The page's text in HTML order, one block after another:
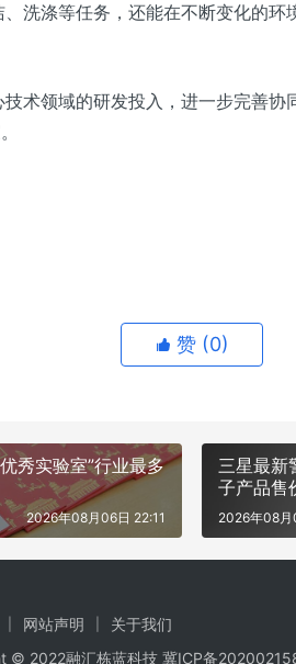
洗涤等任务，还能在不断变化的
术领域的研发投入，进一步完善
赞 (0)
秀实验室”行业最多
2026年08月06日 22:11
三星最新
子产品售
2026年08月
网站声明
关于我们
© 2022融汇栋蓝科技 冀ICP备